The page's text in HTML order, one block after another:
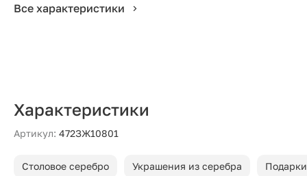
Все характеристики
Характеристики
Артикул: 472ЗЖ10801
Столовое серебро Украшения из серебра